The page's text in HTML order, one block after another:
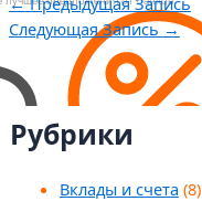
Следующая Запись→
Рубрики
Вклады и счета (8)